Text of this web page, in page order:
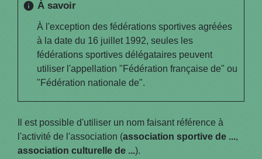
info À savoir
À l'exception des fédérations sportives agréées
à la date du 16 juillet 1992, seules les
fédérations sportives délégataires peuvent
utiliser l'appellation "Fédération française de" ou
"Fédération nationale de".
Il est possible d'utiliser un nom faisant référence à
l'activité de l'association (association sportive de ...,
association culturelle de ...).